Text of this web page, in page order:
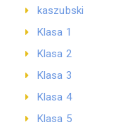
kaszubski
Klasa 1
Klasa 2
Klasa 3
Klasa 4
Klasa 5